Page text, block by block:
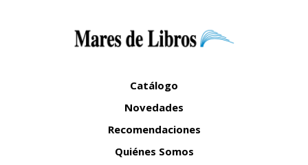
Catálogo
Novedades
Recomendaciones
Quiénes Somos